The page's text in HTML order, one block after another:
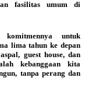
fasilitas umum di
komitmennya untuk
lima tahun ke depan
guest house, dan
kebanggaan kita
tanpa perang dan